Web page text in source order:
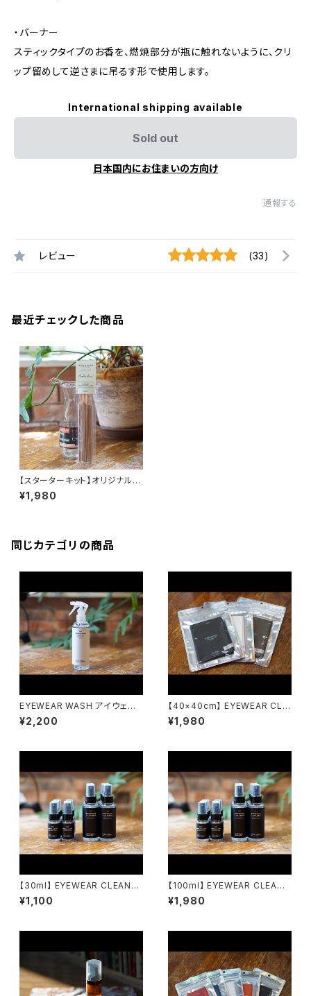
・バーナー
スティックタイプのお香を、燃焼部分が瓶に触れないように、クリ
ップ留めして逆さまに吊るす形で使用します。
International shipping available
Sold out
日本国内にお住まいの方向け
通報する
レビュー (33)
最近チェックした商品
【スターターキット】オリジナルバ
ーナー&インセンス（お香）
¥1,980
同じカテゴリの商品
EYEWEAR WASH アイウェア
ウォッシュ emw / eyewear m
aintenance works
¥2,200
【40×40cm】 EYEWEAR CLO
TH アイウェアクロス emw / e
yewear maintenance work
¥1,980
【30ml】 EYEWEAR CLEANER
アイウェアクリーナー emw / e
yewear maintenance work
¥1,100
【100ml】 EYEWEAR CLEANE
R アイウェアクリーナー emw /
eyewear maintenance wor
¥1,980